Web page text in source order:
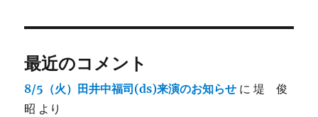
最近のコメント
8/5（火）田井中福司(ds)来演のお知らせ に堤 俊
昭 より